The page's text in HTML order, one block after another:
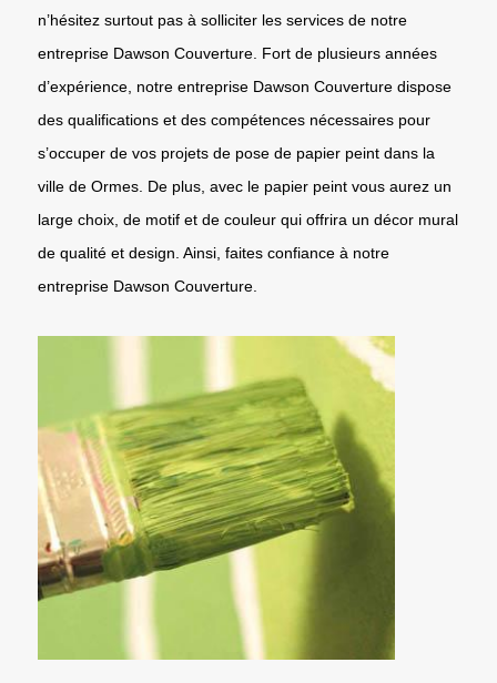
n’hésitez surtout pas à solliciter les services de notre
entreprise Dawson Couverture. Fort de plusieurs années
d’expérience, notre entreprise Dawson Couverture dispose
des qualifications et des compétences nécessaires pour
s’occuper de vos projets de pose de papier peint dans la
ville de Ormes. De plus, avec le papier peint vous aurez un
large choix, de motif et de couleur qui offrira un décor mural
de qualité et design. Ainsi, faites confiance à notre
entreprise Dawson Couverture.